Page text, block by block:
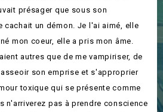
présager que sous son
cachait un démon. Je l'ai aimé, elle
mon coeur, elle a pris mon âme.
autres que de me vampiriser, de
son emprise et s'approprier
toxique qui se présente comme
n'arriverez pas à prendre conscience